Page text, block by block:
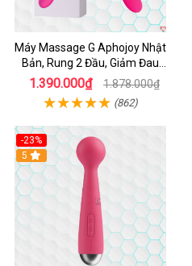
Máy Massage G Aphojoy Nhật
Bản, Rung 2 Đầu, Giảm Đau
Nhanh
1.390.000₫ 1.878.000₫
(862)
-23%
Hot
5